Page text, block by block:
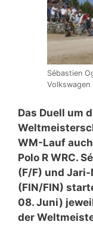
Sébastien
Volkswagen
Das Duell um
WM-Lauf auch
Polo R WRC.
(F/F) und
(FIN/FIN)
08. Juni)
der